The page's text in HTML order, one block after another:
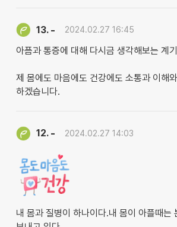
13. - 2024.02.27 16:45
아픔과 통증에 대해 다시금 생각해보는 계
제 몸에도 마음에도 건강에도 소통과 이해
하겠습니다.
12. - 2024.02.27 14:03
내 몸과 질병이 하나이다.내 몸이 아플때는